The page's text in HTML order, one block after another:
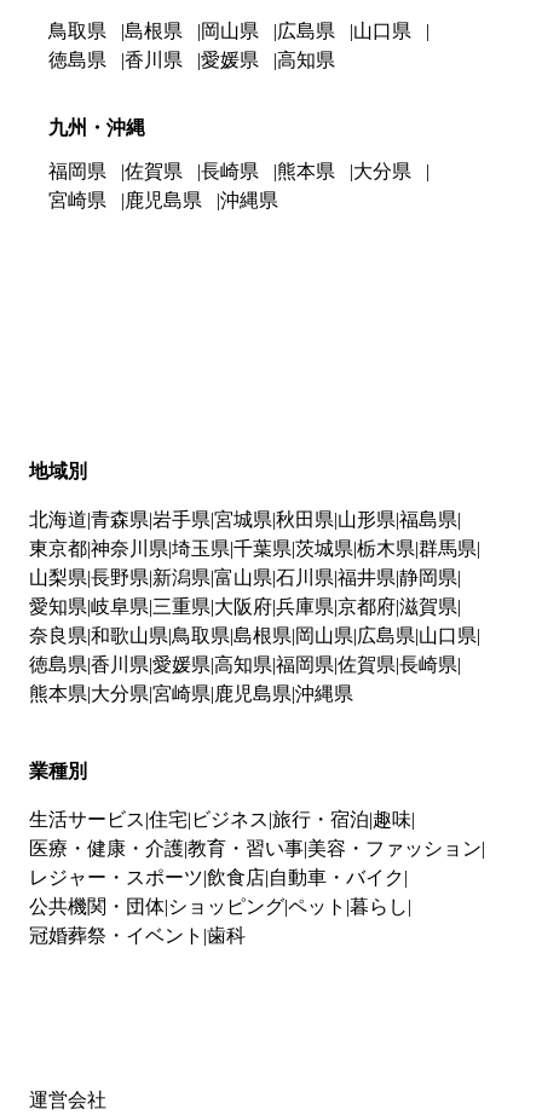
鳥取県 島根県 岡山県 広島県
山口県
徳島県
香川県 愛媛県 高知県
九州・沖縄
福岡県 佐賀県 長崎県 熊本県
大分県
宮崎県
鹿児島県 沖縄県
地域別
北海道 青森県 岩手県 宮城県 秋田県 山形県 福島県
東京都神奈川県 埼玉県 千葉県 茨城県 栃木県 群馬県
山梨県 長野県 新潟県 富山県 石川県 福井県 静岡県
愛知県 岐阜県 三重県 大阪府兵庫県 京都府滋賀県
奈良県 和歌山県 鳥取県 島根県 岡山県 広島県 山口県
徳島県 香川県 愛媛県 高知県 福岡県 佐賀県 長崎県
熊本県 大分県 宮崎県 鹿児島県 沖縄県
業種別
生活サービス 住宅 ビジネス 旅行・宿泊 趣味
医療・健康・介護教育・習い事 美容・ファッション
レジャー・スポーツ 飲食店 自動車・バイク
公共機関・団体 ショッピングペット 暮らし
冠婚葬祭・イベント 歯科
運営会社